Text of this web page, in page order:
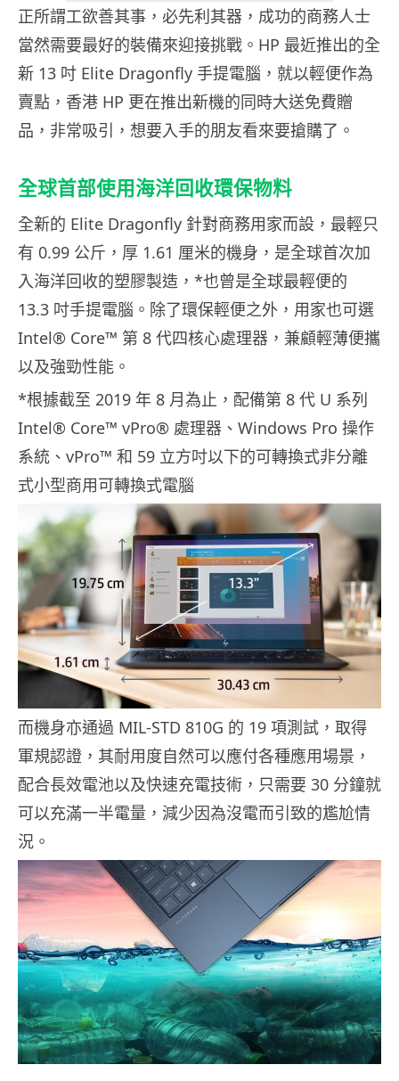
正所謂工欲善其事，必先利其器，成功的商務人士
當然需要最好的裝備來迎接挑戰。HP 最近推出的全
新 13 吋 Elite Dragonfly 手提電腦，就以輕便作為
賣點，香港 HP 更在推出新機的同時大送免費贈
品，非常吸引，想要入手的朋友看來要搶購了。
全球首部使用海洋回收環保物料
全新的 Elite Dragonfly 針對商務用家而設，最輕只
有 0.99 公斤，厚 1.61 厘米的機身，是全球首次加
入海洋回收的塑膠製造，*也曾是全球最輕便的
13.3 吋手提電腦。除了環保輕便之外，用家也可選
Intel® Core™ 第 8 代四核心處理器，兼顧輕薄便攜
以及強勁性能。
*根據截至 2019 年 8 月為止，配備第 8 代 U 系列
Intel® Core™ vPro® 處理器、Windows Pro 操作
系統、vPro™ 和 59 立方吋以下的可轉換式非分離
式小型商用可轉換式電腦
而機身亦通過 MIL-STD 810G 的 19 項測試，取得
軍規認證，其耐用度自然可以應付各種應用場景，
配合長效電池以及快速充電技術，只需要 30 分鐘就
可以充滿一半電量，減少因為沒電而引致的尷尬情
況。